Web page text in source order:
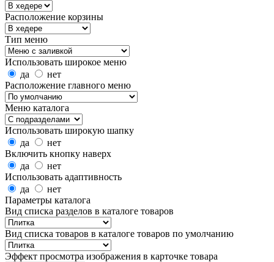
Расположение корзины
Тип меню
Использовать широкое меню
да
нет
Расположение главного меню
Меню каталога
Использовать широкую шапку
да
нет
Включить кнопку наверх
да
нет
Использовать адаптивность
да
нет
Параметры каталога
Вид списка разделов в каталоге товаров
Вид списка товаров в каталоге товаров по умолчанию
Эффект просмотра изображения в карточке товара